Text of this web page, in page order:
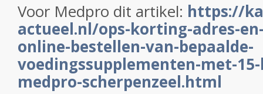
Voor Medpro dit artikel: https://
actueel.nl/ops-korting-adres-
online-bestellen-van-bepaalde-
voedingssupplementen-met-
medpro-scherpenzeel.html